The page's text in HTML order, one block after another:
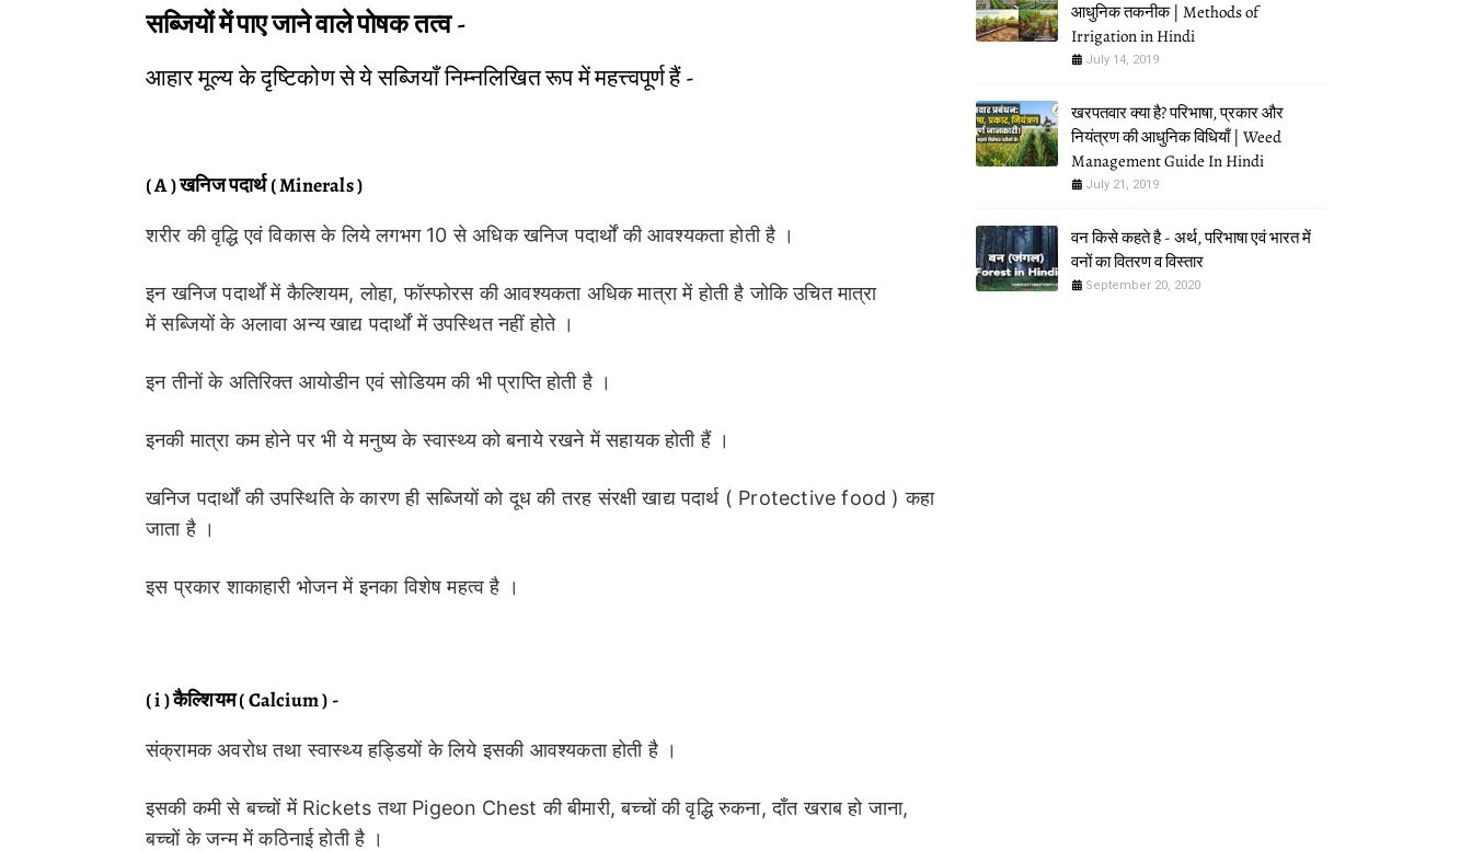
सब्जियों में पाए जाने वाले पोषक तत्व -
आहार मूल्य के दृष्टिकोण से ये सब्जियाँ निम्नलिखित रूप में महत्त्वपूर्ण हैं -
( A ) खनिज पदार्थ ( Minerals )
शरीर की वृद्धि एवं विकास के लिये लगभग 10 से अधिक खनिज पदार्थों की आवश्यकता होती है ।
इन खनिज पदार्थों में कैल्शियम, लोहा, फॉस्फोरस की आवश्यकता अधिक मात्रा में होती है जोकि उचित मात्रा
में सब्जियों के अलावा अन्य खाद्य पदार्थों में उपस्थित नहीं होते ।
इन तीनों के अतिरिक्त आयोडीन एवं सोडियम की भी प्राप्ति होती है ।
इनकी मात्रा कम होने पर भी ये मनुष्य के स्वास्थ्य को बनाये रखने में सहायक होती हैं ।
खनिज पदार्थों की उपस्थिति के कारण ही सब्जियों को दूध की तरह संरक्षी खाद्य पदार्थ ( Protective food ) कहा
जाता है ।
इस प्रकार शाकाहारी भोजन में इनका विशेष महत्व है ।
( i ) कैल्शियम ( Calcium ) -
संक्रामक अवरोध तथा स्वास्थ्य हड्डियों के लिये इसकी आवश्यकता होती है ।
इसकी कमी से बच्चों में Rickets तथा Pigeon Chest की बीमारी, बच्चों की वृद्धि रुकना, दाँत खराब हो जाना,
बच्चों के जन्म में कठिनाई होती है ।
आधुनिक तकनीक | Methods of
Irrigation in Hindi
July 14, 2019
खरपतवार क्या है? परिभाषा, प्रकार और
नियंत्रण की आधुनिक विधियाँ | Weed
Management Guide In Hindi
July 21, 2019
वन किसे कहते है - अर्थ, परिभाषा एवं भारत में
वनों का वितरण व विस्तार
September 20, 2020